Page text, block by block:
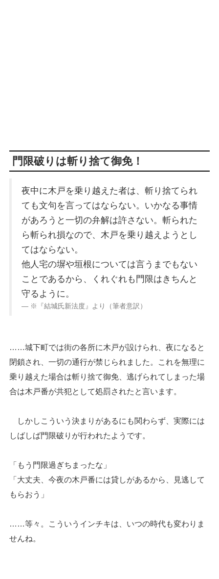
門限破りは斬り捨て御免！
夜中に木戸を乗り越えた者は、斬り捨てられ
ても文句を言ってはならない。いかなる事情
があろうと一切の弁解は許さない。斬られた
ら斬られ損なので、木戸を乗り越えようとし
てはならない。
他人宅の塀や垣根については言うまでもない
ことであるから、くれぐれも門限はきちんと
守るように。
※『結城氏新法度』より（筆者意訳）
……城下町では街の各所に木戸が設けられ、夜になると
閉鎖され、一切の通行が禁じられました。これを無理に
乗り越えた場合は斬り捨て御免、逃げられてしまった場
合は木戸番が共犯として処罰されたと言います。
しかしこういう決まりがあるにも関わらず、実際には
しばしば門限破りが行われたようです。
「もう門限過ぎちまったな」
「大丈夫、今夜の木戸番には貸しがあるから、見逃して
もらおう」
……等々。こういうインチキは、いつの時代も変わりま
せんね。